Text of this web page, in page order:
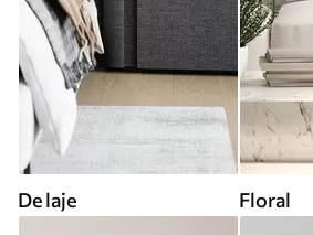
De laje Floral